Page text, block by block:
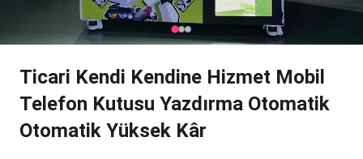
Ticari Kendi Kendine Hizmet Mobil
Telefon Kutusu Yazdırma Otomatik
Otomatik Yüksek Kâr